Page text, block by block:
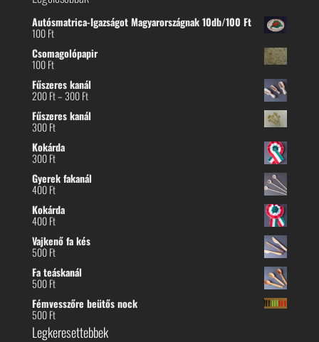
Autósmatrica-Igazságot Magyarországnak 10db/100 Ft
100Ft
Csomagolópapir
100Ft
Fűszeres kanál
200Ft–300FtÁrtartomány:
-
Fűszeres kanál
300Ft
Kokárda
300Ft
Gyerek fakanál
400Ft
Kokárda
400Ft
Vajkenő fa kés
500Ft
Fa teáskanál
500Ft
Fémvesszőre beütős nock
500Ft
Legkeresettebbek